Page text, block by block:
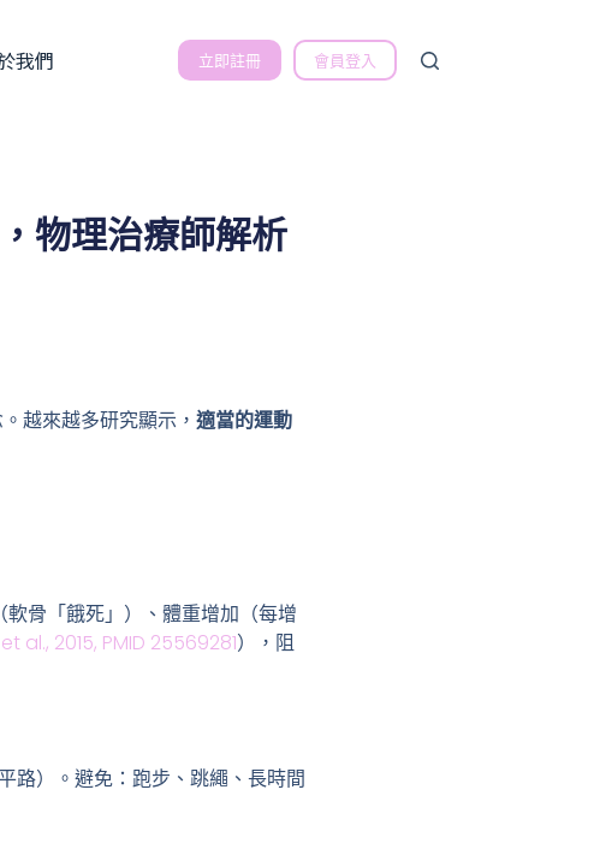
我們 立即註冊 會員登入
物理治療師解析
越來越多研究顯示， 適當的運動
骨「餓死」）、體重增加（每增
al., 2015, PMID 25569281），阻
路）。避免：跑步、跳繩、長時間